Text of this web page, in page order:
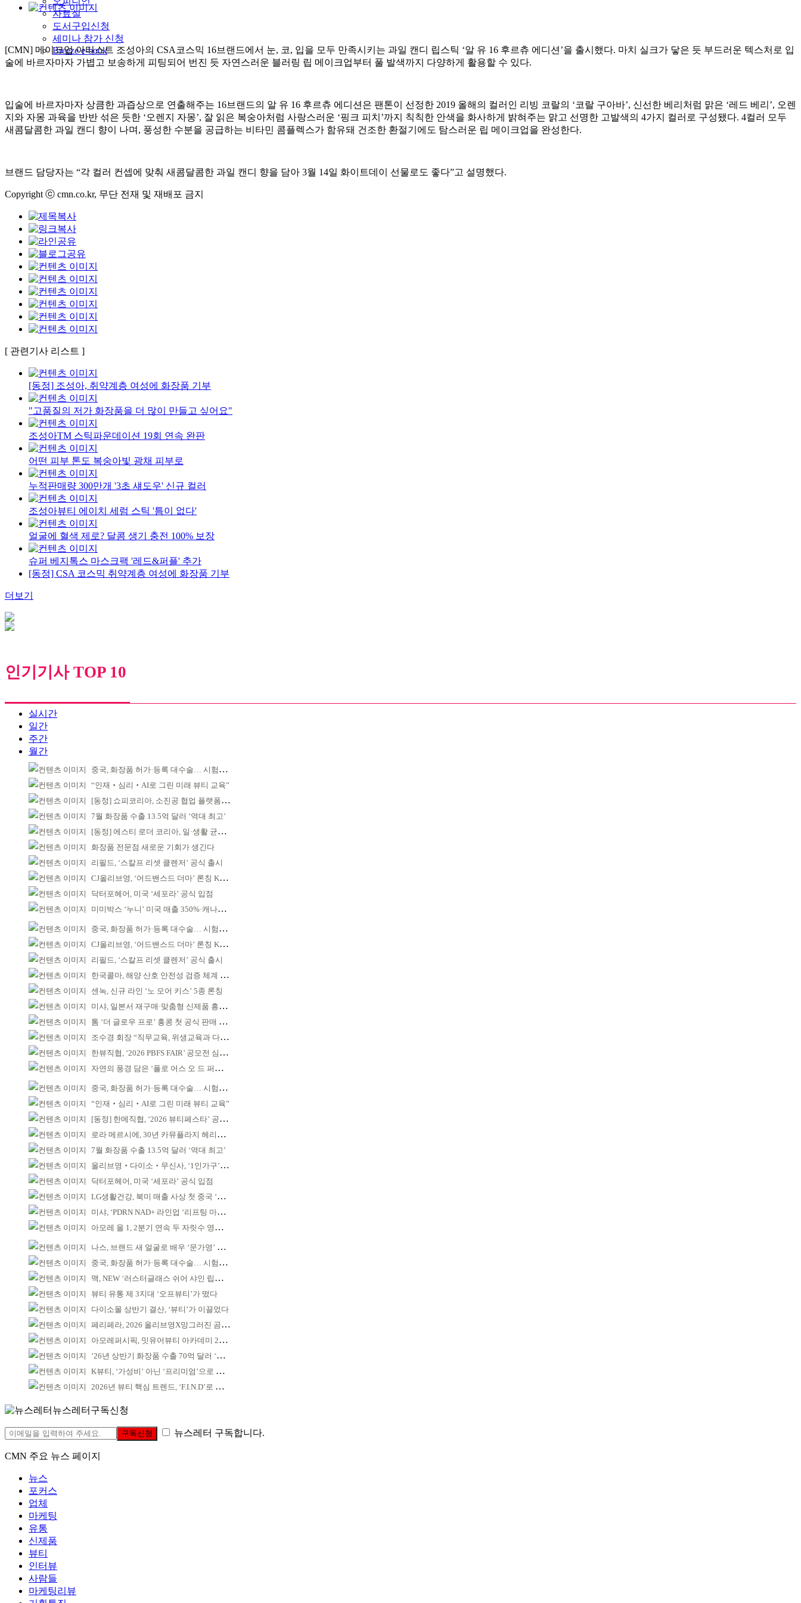
자료실
도서구입신청
세미나 참가 신청
Breeze e-book
[CMN] 메이크업 아티스트 조성아의 CSA코스믹 16브랜드에서 눈, 코, 입을 모두 만족시키는 과일 캔디 립스틱 ‘알 유 16 후르츄 에디션’을 출시했다. 마치 실크가 닿은 듯 부드러운 텍스처로 입
술에 바르자마자 가볍고 보송하게 피팅되어 번진 듯 자연스러운 블러링 립 메이크업부터 풀 발색까지 다양하게 활용할 수 있다.
입술에 바르자마자 상큼한 과즙상으로 연출해주는 16브랜드의 알 유 16 후르츄 에디션은 팬톤이 선정한 2019 올해의 컬러인 리빙 코랄의 ‘코랄 구아바’, 신선한 베리처럼 맑은 ‘레드 베리’, 오렌
지와 자몽 과육을 반반 섞은 듯한 ‘오렌지 자몽’, 잘 읽은 복숭아처럼 사랑스러운 ‘핑크 피치’까지 칙칙한 안색을 화사하게 밝혀주는 맑고 선명한 고발색의 4가지 컬러로 구성됐다. 4컬러 모두
새콤달콤한 과일 캔디 향이 나며, 풍성한 수분을 공급하는 비타민 콤플렉스가 함유돼 건조한 환절기에도 탐스러운 립 메이크업을 완성한다.
브랜드 담당자는 “각 컬러 컨셉에 맞춰 새콤달콤한 과일 캔디 향을 담아 3월 14일 화이트데이 선물로도 좋다”고 설명했다.
Copyright ⓒ cmn.co.kr, 무단 전재 및 재배포 금지
[ 관련기사 리스트 ]
[동정] 조성아, 취약계층 여성에 화장품 기부
"고품질의 저가 화장품을 더 많이 만들고 싶어요"
조성아TM 스틱파운데이션 19회 연속 완판
어떤 피부 톤도 복숭아빛 광채 피부로
누적판매량 300만개 '3초 섀도우' 신규 컬러
조성아뷰티 에이치 세럼 스틱 '틈이 없다'
얼굴에 혈색 제로? 달콤 생기 충전 100% 보장
슈퍼 베지톡스 마스크팩 '레드&퍼플' 추가
[동정] CSA 코스믹 취약계층 여성에 화장품 기부
더보기
인기기사 TOP 10
실시간
일간
주간
월간
중국, 화장품 허가·등록 대수술… 시험자료 공용 허용
“인재‧심리‧AI로 그린 미래 뷰티 교육”
[동정] 쇼피코리아, 소진공 협업 플랫폼 선정
7월 화장품 수출 13.5억 달러 ‘역대 최고’
[동정] 에스티 로더 코리아, 일·생활 균형 우수 기업
화장품 전문점 새로운 기회가 생긴다
리필드, ‘스칼프 리셋 클렌저’ 공식 출시
CJ올리브영, ‘어드밴스드 더마’ 론칭 K더마 육성 박차
닥터포헤어, 미국 ‘세포라’ 공식 입점
미미박스 ‘누니’ 미국 매출 350%·캐나다 713% 증가
중국, 화장품 허가·등록 대수술… 시험자료 공용 허용
CJ올리브영, ‘어드밴스드 더마’ 론칭 K더마 육성 박차
리필드, ‘스칼프 리셋 클렌저’ 공식 출시
한국콜마, 해양 산호 안전성 검증 체계 구축
센녹, 신규 라인 ‘노 모어 키스’ 5종 론칭
미샤, 일본서 재구매·맞춤형 신제품 흥행 ‘쌍끌이’
톰 ‘더 글로우 프로’ 홍콩 첫 공식 판매 완판
조수경 회장 “직무교육, 위생교육과 다르다”
한뷰직협, ‘2026 PBFS FAIR’ 공모전 심사 성료
자연의 풍경 담은 ‘폴로 어스 오 드 퍼퓸’ 4종 출시
중국, 화장품 허가·등록 대수술… 시험자료 공용 허용
“인재‧심리‧AI로 그린 미래 뷰티 교육”
[동정] 한메직협, ‘2026 뷰티페스타’ 공동 주최
로라 메르시에, 30년 카뮤플라지 헤리티지 담아
7월 화장품 수출 13.5억 달러 ‘역대 최고’
올리브영‧다이소‧무신사, ‘1인가구’가 이끈다
닥터포헤어, 미국 ‘세포라’ 공식 입점
LG생활건강, 북미 매출 사상 첫 중국 ‘추월’
미샤, ‘PDRN NAD+ 라인업 ‘리프팅 마스크’ 출시
아모레 올 1, 2분기 연속 두 자릿수 영업이익률 기록
나스, 브랜드 새 얼굴로 배우 ‘문가영’ 발탁
중국, 화장품 허가·등록 대수술… 시험자료 공용 허용
맥, NEW ‘러스터글래스 쉬어 샤인 립스틱’ 출시
뷰티 유통 제 3지대 ‘오프뷰티’가 떴다
다이소몰 상반기 결산, ‘뷰티’가 이끌었다
페리페라, 2026 올리브영X망그러진 곰 콜라보
아모레퍼시픽, 밋유어뷰티 아카데미 2기 발대식
’26년 상반기 화장품 수출 70억 달러 ‘역대 최고’
K뷰티, ‘가성비’ 아닌 ‘프리미엄’으로 승부걸어야
2026년 뷰티 핵심 트렌드, ‘F.I.N.D’로 읽는다
뉴스레터구독신청
구독신청 뉴스레터 구독합니다.
CMN 주요 뉴스 페이지
뉴스
포커스
업체
마케팅
유통
신제품
뷰티
인터뷰
사람들
마케팅리뷰